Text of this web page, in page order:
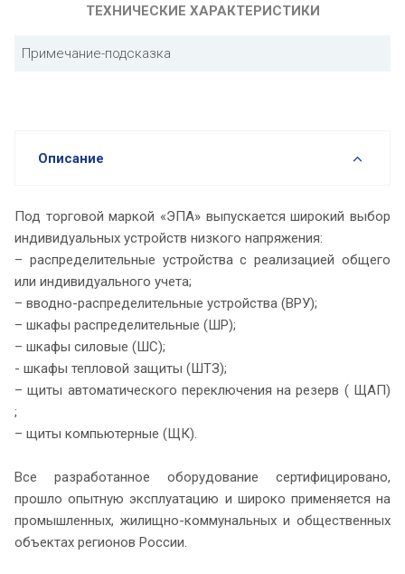
ТЕХНИЧЕСКИЕ ХАРАКТЕРИСТИКИ
Примечание-подсказка
Описание
Под торговой маркой «ЭПА» выпускается широкий выбор
индивидуальных устройств низкого напряжения:
– распределительные устройства с реализацией общего
или индивидуального учета;
– вводно-распределительные устройства (ВРУ);
– шкафы распределительные (ШР);
– шкафы силовые (ШС);
- шкафы тепловой защиты (ШТЗ);
– щиты автоматического переключения на резерв ( ЩАП)
;
– щиты компьютерные (ЩК).
Все разработанное оборудование сертифицировано,
прошло опытную эксплуатацию и широко применяется на
промышленных, жилищно-коммунальных и общественных
объектах регионов России.